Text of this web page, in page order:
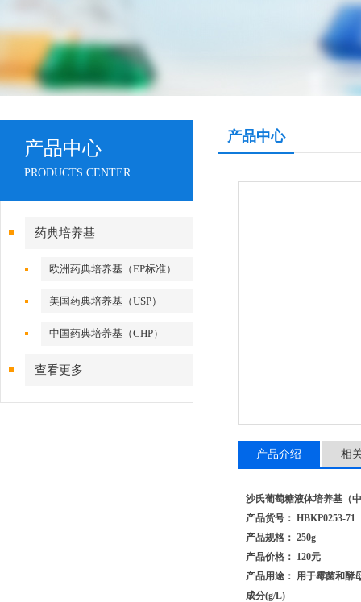
产品中心
PRODUCTS CENTER
药典培养基
欧洲药典培养基（EP标准）
美国药典培养基（USP）
中国药典培养基（CHP）
查看更多
产品中心
产品介绍 相
沙氏葡萄糖液体培养基（
产品货号： HBKP0253-71
产品规格： 250g
产品价格： 120元
产品用途： 用于霉菌和酵
成分(g/L)